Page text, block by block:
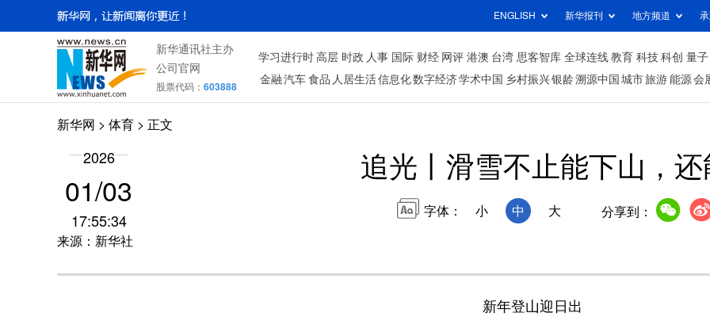
ENGLISH 新华报刊 地方频道
新华通讯社主办
公司官网
股票代码： 603888
学习进行时 高层 时政 人事 国际 财经 网评 港澳 台湾 思客智库 全球连线 教育 科技 科创 量子
金融 汽车 食品 人居生活信息化数字经济学术中国 乡村振兴银龄溯源中国 城市旅游 能源 会
新华网 > 体育 > 正文
2026
01/03
17:55:34
来源：新华社
追光丨滑雪不止能下山，
字体： 小 中 大 分享到：
新年登山迎日出